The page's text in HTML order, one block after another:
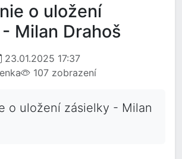
o uložení
Milan Drahoš
23.01.2025 17:37
107 zobrazení
o uložení zásielky - Milan